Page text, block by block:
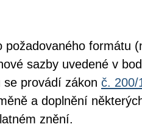
požadovaného formátu
sazby uvedené v
se provádí zákon č. 200/
a doplnění
znění.